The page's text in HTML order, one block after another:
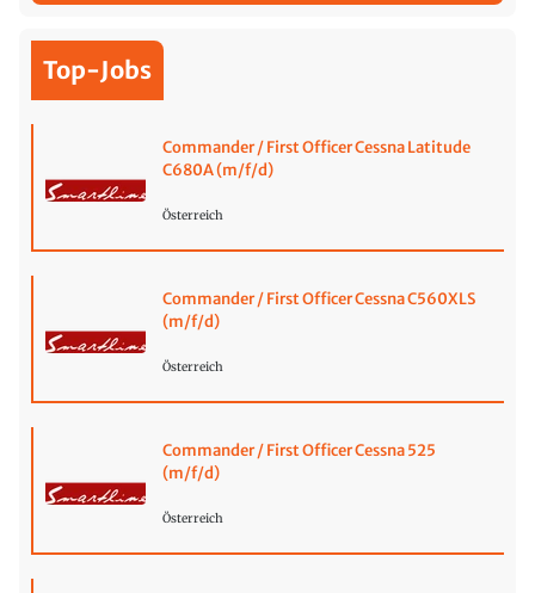
Top-Jobs
Commander / First Officer Cessna Latitude
C680A (m/f/d)
Österreich
Commander / First Officer Cessna C560XLS
(m/f/d)
Österreich
Commander / First Officer Cessna 525
(m/f/d)
Österreich